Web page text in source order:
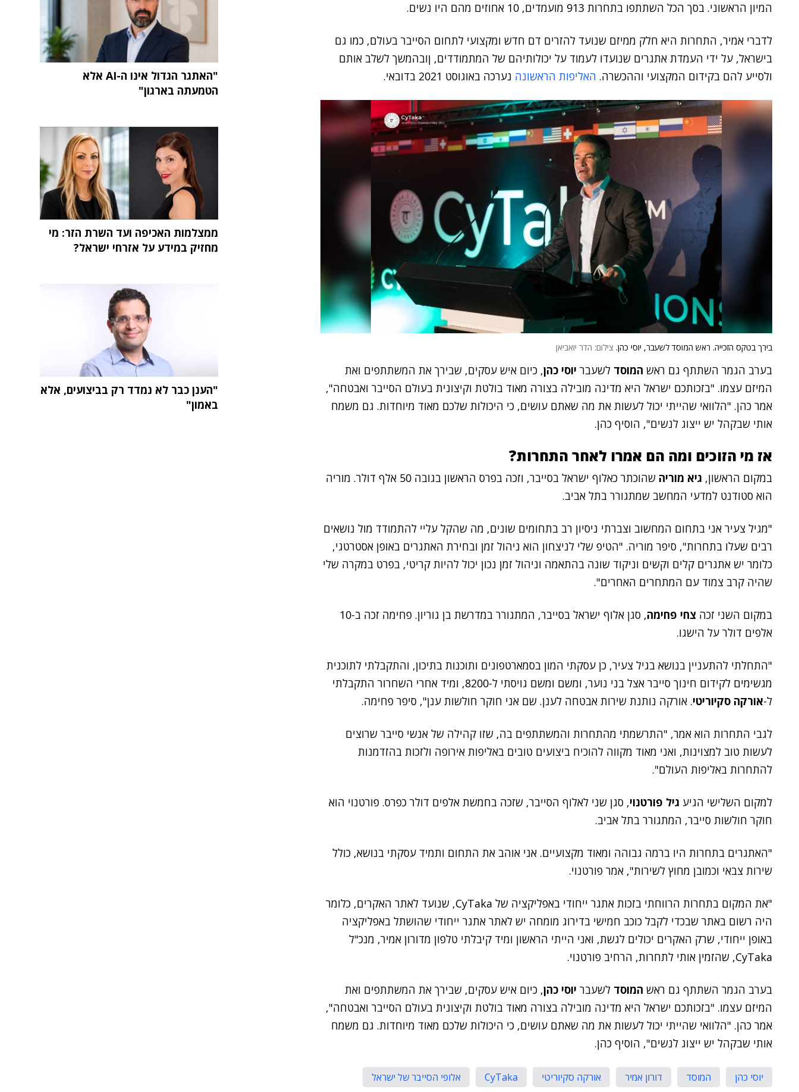
המיון הראשוני. בסך הכל השתתפו בתחרות 913 מועמדים, 10 אחוזים מהם היו נשים.
לדברי אמיר, התחרות היא חלק ממיזם שנועד להזרים דם חדש ומקצועי לתחום הסייבר בעולם, כמו גם
בישראל, על ידי העמדת אתגרים שנועדו לעמוד על יכולותיהם של המתמודדים, ןובהמשך לשלב אותם
ולסייע להם בקידום המקצועי וההכשרה. האליפות הראשונה נערכה באוגוסט 2021 בדובאי.
בירך בטקס הזכייה. ראש המוסד לשעבר, יוסי כהן. צילום: הדר יואביאן
בערב הגמר השתתף גם ראש המוסד לשעבר יוסי כהן, כיום איש עסקים, שבירך את המשתתפים ואת
המיזם עצמו. "בזכותכם ישראל היא מדינה מובילה בצורה מאוד בולטת וקיצונית בעולם הסייבר ואבטחה",
אמר כהן. "הלוואי שהייתי יכול לעשות את מה שאתם עושים, כי היכולות שלכם מאוד מיוחדות. גם משמח
אותי שבקהל יש ייצוג לנשים", הוסיף כהן.
אז מי הזוכים ומה הם אמרו לאחר התחרות?
במקום הראשון, גיא מוריה
שהוכתר כאלוף ישראל בסייבר, וזכה בפרס הראשון בגובה 50 אלף דולר. מוריה
הוא סטודנט למדעי המחשב שמתגורר בתל אביב.
"מגיל צעיר אני בתחום המחשוב וצברתי ניסיון רב בתחומים שונים, מה שהקל עליי להתמודד מול נושאים
רבים שעלו בתחרות", סיפר מוריה. "הטיפ שלי לניצחון הוא ניהול זמן ובחירת האתגרים באופן אסטרטגי,
כלומר יש אתגרים קלים וקשים וניקוד שונה בהתאמה וניהול זמן נכון יכול להיות קריטי, בפרט במקרה שלי
שהיה קרב צמוד עם המתחרים האחרים".
במקום השני זכה צחי פחימה
, סגן אלוף ישראל בסייבר, המתגורר במדרשת בן גוריון. פחימה זכה ב-10
אלפים דולר על הישגו.
"התחלתי להתעניין בנושא בגיל צעיר, כן עסקתי המון בסמארטפונים ותוכנות בתיכון, והתקבלתי לתוכנית
מגשימים לקידום חינוך סייבר אצל בני נוער, ומשם ומשם גויסתי ל-8200, ומיד אחרי השחרור התקבלתי
ל-אורקה סקיוריטי. אורקה נותנת שירות אבטחה לענן. שם אני חוקר חולשות ענן", סיפר פחימה.
לגבי התחרות הוא אמר, "התרשמתי מהתחרות והמשתתפים בה, שזו קהילה של אנשי סייבר שרוצים
לעשות טוב למצוינות, ואני מאוד מקווה להוכיח ביצועים טובים באליפות אירופה ולזכות בהזדמנות
להתחרות באליפות העולם".
למקום השלישי הגיע גיל פורטנוי, סגן שני לאלוף הסייבר, שזכה בחמשת אלפים דולר כפרס. פורטנוי הוא
חוקר חולשות סייבר, המתגורר בתל אביב.
"האתגרים בתחרות היו ברמה גבוהה ומאוד מקצועיים. אני אוהב את התחום ותמיד עסקתי בנושא, כולל
שירות צבאי וכמובן מחוץ לשירות", אמר פורטנוי.
"את המקום בתחרות הרווחתי בזכות אתגר ייחודי באפליקציה של CyTaka, שנועד לאתר האקרים, כלומר
היה רשום באתר שבכדי לקבל כוכב חמישי בדירוג מומחה יש לאתר אתגר ייחודי שהושתל באפליקציה
באופן ייחודי, שרק האקרים יכולים לגשת, ואני הייתי הראשון ומיד קיבלתי טלפון מדורון אמיר, מנכ"ל
CyTaka, שהזמין אותי לתחרות, הרחיב פורטנוי.
בערב הגמר השתתף גם ראש המוסד לשעבר יוסי כהן, כיום איש עסקים, שבירך את המשתתפים ואת
המיזם עצמו. "בזכותכם ישראל היא מדינה מובילה בצורה מאוד בולטת וקיצונית בעולם הסייבר ואבטחה",
אמר כהן. "הלוואי שהייתי יכול לעשות את מה שאתם עושים, כי היכולות שלכם מאוד מיוחדות. גם משמח
אותי שבקהל יש ייצוג לנשים", הוסיף כהן.
יוסי כהן המוסד דורון אמיר אורקה סקיוריטי CyTaka
אלופי הסייבר של ישראל
"האתגר הגדול אינו ה-AI אלא
הטמעתה בארגון"
ממצלמות האכיפה ועד השרת הזר: מי
מחזיק במידע על אזרחי ישראל?
"הענן כבר לא נמדד רק בביצועים, אלא
באמון"